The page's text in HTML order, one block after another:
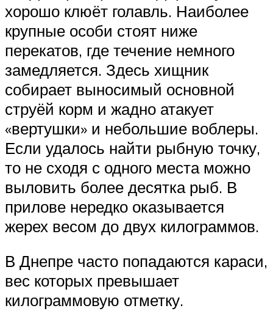
хорошо клюёт голавль. Наиболее
крупные особи стоят ниже
перекатов, где течение немного
замедляется. Здесь хищник
собирает выносимый основной
струёй корм и жадно атакует
«вертушки» и небольшие воблеры.
Если удалось найти рыбную точку,
то не сходя с одного места можно
выловить более десятка рыб. В
прилове нередко оказывается
жерех весом до двух килограммов.
В Днепре часто попадаются караси,
вес которых превышает
килограммовую отметку.